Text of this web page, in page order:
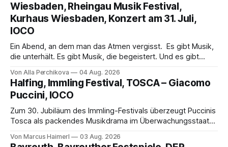
Wiesbaden, Rheingau Musik Festival,
Kurhaus Wiesbaden, Konzert am 31. Juli,
IOCO
Ein Abend, an dem man das Atmen vergisst. Es gibt Musik,
die unterhält. Es gibt Musik, die begeistert. Und es gibt
Genau so war der Abend im Kurhaus Wiesbaden, an dem
Johannes Brahms’ Erstes Klavierkonzert d-Moll op. 15 mit
Daniil
Von Alla Perchikova 04 Aug. 2026
Halfing, Immling Festival, TOSCA – Giacomo
Puccini, IOCO
Zum 30. Jubiläum des Immling-Festivals überzeugt Puccinis
Tosca als packendes Musikdrama im Überwachungsstaat
spannend und werkgetreu, getragen von starken Solisten,
Von Marcus Haimerl 03 Aug. 2026